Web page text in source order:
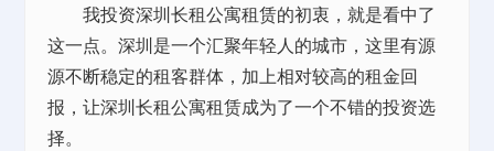
我投资深圳长租公寓租赁的初衷，就是看中了
这一点。深圳是一个汇聚年轻人的城市，这里有源
源不断稳定的租客群体，加上相对较高的租金回
报，让深圳长租公寓租赁成为了一个不错的投资选
择。